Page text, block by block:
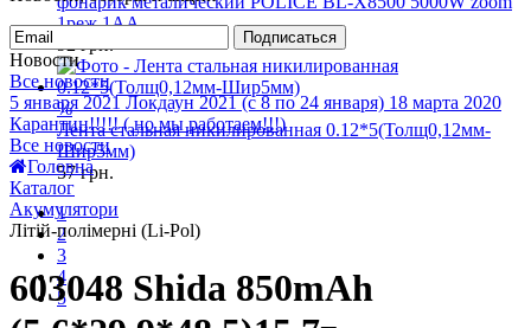
фонарик металический POLICE BL-X8500 5000W zoom
92грн.
%
Лента стальная никилированная 0.12*5(Толщ0,12мм-
Шир5мм)
57
1
2
3
4
5
Все новости
5 января 2021
Локдаун 2021 (с 8 по 24 января)
Карантин!!!!! ( но мы работаем!!!)
Все новости
Головна
Каталог
Акумулятори
Літій-полімерні (Li-Pol)
603048 Shida 850mAh
(5,6*29,9*48,5)15,7г